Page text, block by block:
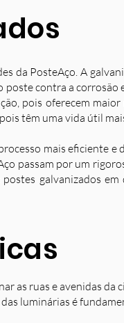
da PosteAço. A
contra a corrosão
pois oferecem
têm uma vida útil
mais eficiente
passam por um
galvanizados
as ruas e avenidas da
luminárias é